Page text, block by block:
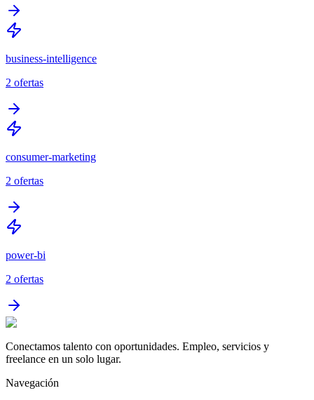
business-intelligence
2 ofertas
consumer-marketing
2 ofertas
power-bi
2 ofertas
Conectamos talento con oportunidades. Empleo, servicios y
freelance en un solo lugar.
Navegación